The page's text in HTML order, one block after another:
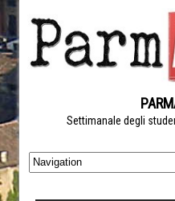
Settimanale degli